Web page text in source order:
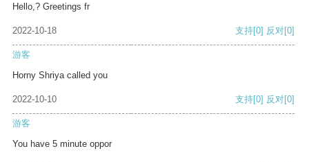
Hello,? Greetings fr
2022-10-18 支持[0] 反对[0]
游客
Horny Shriya called you
2022-10-10 支持[0] 反对[0]
游客
You have 5 minute oppor